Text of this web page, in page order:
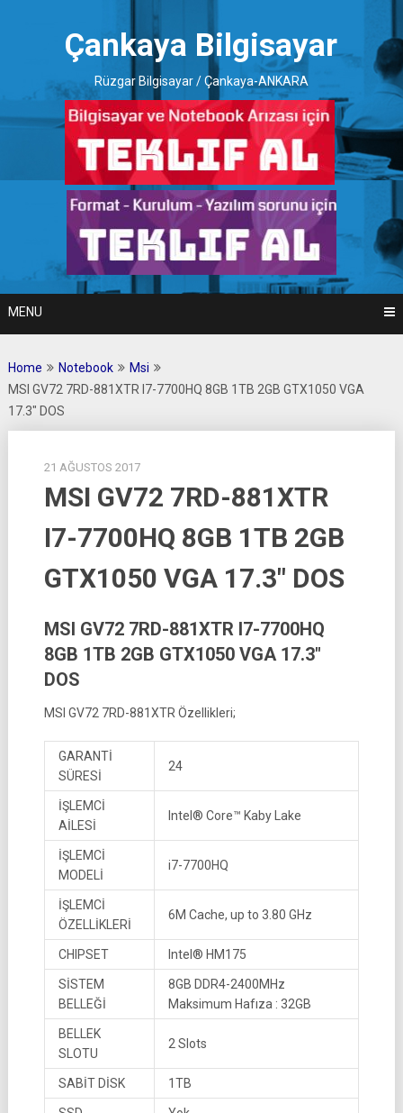
Çankaya Bilgisayar
Rüzgar Bilgisayar / Çankaya-ANKARA
MENU
Home Notebook
Msi
MSI GV72 7RD-881XTR I7-7700HQ 8GB 1TB 2GB GTX1050 VGA
17.3″ DOS
21 AĞUSTOS 2017
MSI GV72 7RD-881XTR
I7-7700HQ 8GB 1TB 2GB
GTX1050 VGA 17.3″ DOS
MSI GV72 7RD-881XTR I7-7700HQ
8GB 1TB 2GB GTX1050 VGA 17.3″
DOS
MSI GV72 7RD-881XTR Özellikleri;
GARANTİ
SÜRESİ
24
İŞLEMCİ
AİLESİ
Intel® Core™ Kaby Lake
İŞLEMCİ
MODELİ
i7-7700HQ
İŞLEMCİ
ÖZELLİKLERİ
6M Cache, up to 3.80 GHz
CHIPSET Intel® HM175
SİSTEM
BELLEĞİ
8GB DDR4-2400MHz
Maksimum Hafıza : 32GB
BELLEK
SLOTU
2 Slots
SABİT DİSK 1TB